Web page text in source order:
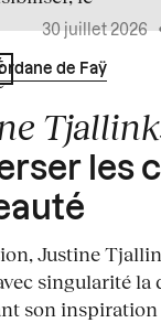
de Faÿ
les
Justine
singularité la
son inspiration
30 juillet 2026